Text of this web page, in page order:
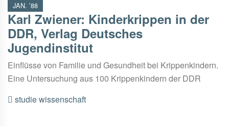
JAN. ’88
Karl Zwiener: Kinderkrippen in der
DDR, Verlag Deutsches
Jugendinstitut
Einflüsse von Familie und Gesundheit bei Krippenkindern.
Eine Untersuchung aus 100 Krippenkindern der DDR
studiewissenschaft